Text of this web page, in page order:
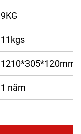
9KG
11kgs
1210*305*120mm
1 năm